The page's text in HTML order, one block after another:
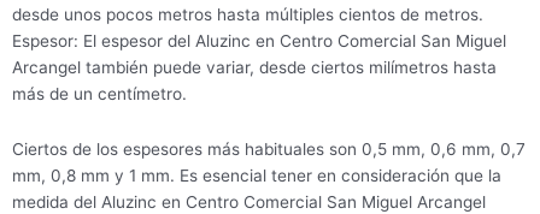
desde unos pocos metros hasta múltiples cientos de metros.
Espesor: El espesor del Aluzinc en Centro Comercial San Miguel
Arcangel también puede variar, desde ciertos milímetros hasta
más de un centímetro.
Ciertos de los espesores más habituales son 0,5 mm, 0,6 mm, 0,7
mm, 0,8 mm y 1 mm. Es esencial tener en consideración que la
medida del Aluzinc en Centro Comercial San Miguel Arcangel